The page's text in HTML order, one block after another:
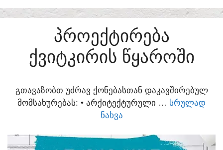
ᲞᲠᲝᲔᲥᲢᲘᲠᲔᲑᲐ
ᲥᲕᲘᲢᲙᲘᲠᲘᲡ ᲬᲧᲐᲠᲝᲨᲘ
ᲒᲗᲐᲕᲐᲖᲝᲑᲗ ᲣᲫᲠᲐᲕ ᲥᲝᲜᲔᲑᲐᲡᲗᲐᲜ ᲓᲐᲙᲐᲕᲨᲘᲠᲔᲑᲣᲚ
ᲛᲝᲛᲡᲐᲮᲣᲠᲔᲑᲐᲡ:​ • ᲐᲠᲥᲘᲢᲔᲥᲢᲣᲠᲣᲚᲘ … ᲡᲠᲣᲚᲐᲓ
ᲜᲐᲮᲕᲐ